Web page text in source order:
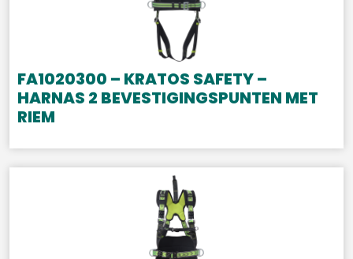
FA1020300 – KRATOS SAFETY –
HARNAS 2 BEVESTIGINGSPUNTEN MET
RIEM